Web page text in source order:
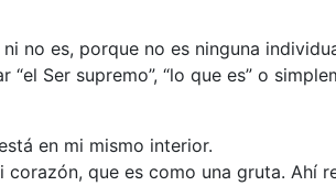
no es, porque no es ninguna
Ser supremo”, “lo que es” o
en mi mismo interior.
que es como una gruta. Ahí